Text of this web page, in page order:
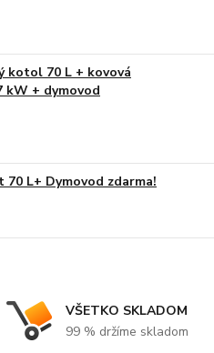
kotol 70 L + kovová
kW + dymovod
L+ Dymovod zdarma!
VŠETKO SKLADOM
99 % držíme skladom